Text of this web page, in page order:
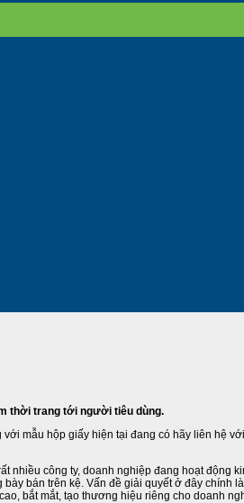
thời trang tới người tiêu dùng.
mẫu hộp giấy hiện tại đang có hãy liên hệ
công ty, doanh nghiệp đang hoạt động
bán trên kệ. Vấn đề giải quyết ở đây chính
bắt mắt, tạo thương hiệu riêng cho doanh